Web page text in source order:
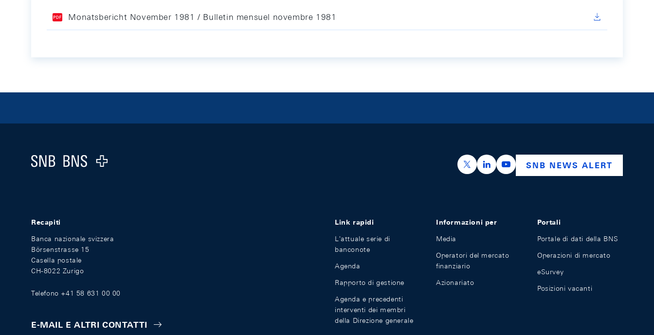
Monatsbericht November 1981 / Bulletin mensuel novembre 1981
Logo
https://x.com/snb_bns
https://ch.linkedin.com/company/swiss-
https://www.youtube.com/
SNB NEWS ALERT
Recapiti
Banca nazionale svizzera
Börsenstrasse 15
Casella postale
CH-8022 Zurigo
Telefono +41 58 631 00 00
E-MAIL E ALTRI CONTATTI
Link rapidi
L'attuale serie di
banconote
Agenda
Rapporto di gestione
Agenda e precedenti
interventi dei membri
della Direzione generale
Informazioni per
Media
Operatori del mercato
finanziario
Azionariato
Portali
Portale di dati della BNS
Operazioni di mercato
eSurvey
Posizioni vacanti